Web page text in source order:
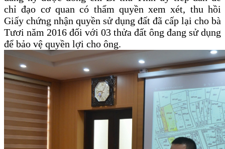
chỉ đạo cơ quan có thẩm quyền xem xét, thu hồi
Giấy chứng nhận quyền sử dụng đất đã cấp lại cho bà
Tươi năm 2016 đối với 03 thửa đất ông đang sử dụng
để bảo vệ quyền lợi cho ông.